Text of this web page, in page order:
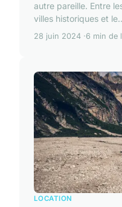
autre pareille. Entre
villes historiques et
28 juin 2024 6 min de
LOCATION